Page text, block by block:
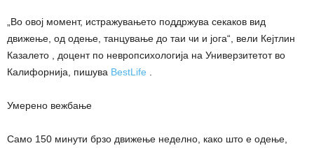
„Во овој момент, истражувањето поддржува секаков вид
движење, од одење, танцување до таи чи и јога“, вели Кејтлин
Казалето , доцент по невропсихологија на Универзитетот во
Калифорнија, пишува BestLife .
Умерено вежбање
Само 150 минути брзо движење неделно, како што е одење,